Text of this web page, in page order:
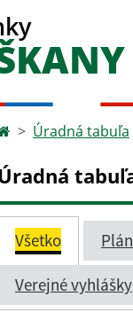
Úradná tabuľa
Všetko
Verejné vyhlášky